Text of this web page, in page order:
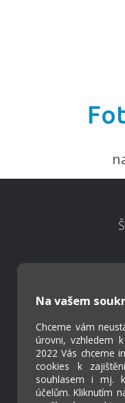
Na vašem
Chceme vám
úrovni, vzhledem
2022 Vás chceme
cookies k
souhlasem i mj.
účelům. Kliknutím